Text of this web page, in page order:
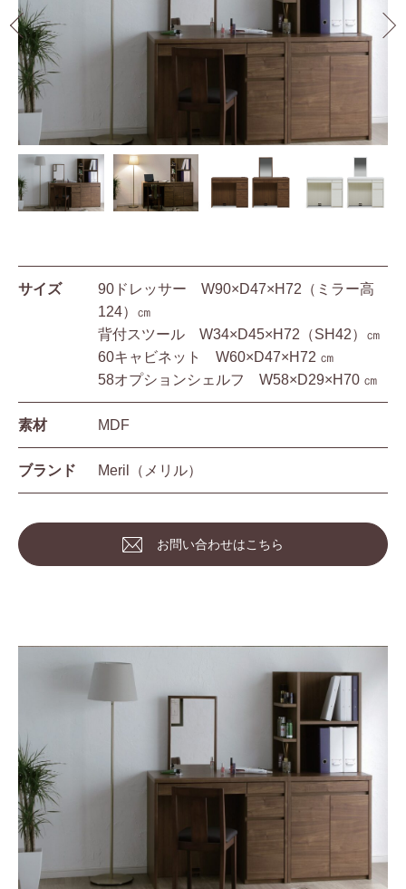
サイズ
90ドレッサー W90×D47×H72（ミラー高
124）㎝
背付スツール W34×D45×H72（SH42）㎝
60キャビネット W60×D47×H72 ㎝
58オプションシェルフ W58×D29×H70 ㎝
素材 MDF
ブランド Meril（メリル）
お問い合わせはこちら